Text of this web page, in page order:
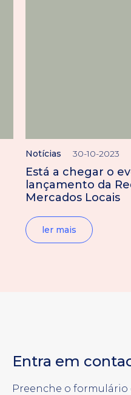
Notícias 30-10-2023
Está a chegar o
lançamento da
Mercados Locais
ler mais
Entra em
Preenche o formulário